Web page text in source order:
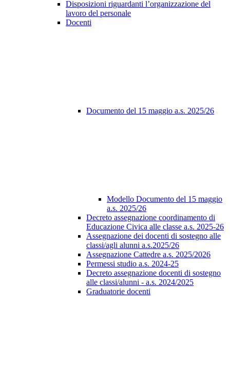
Disposizioni riguardanti l’organizzazione del
lavoro del personale
Docenti
Documento del 15 maggio a.s. 2025/26
Modello Documento del 15 maggio
a.s. 2025/26
Decreto assegnazione coordinamento di
Educazione Civica alle classe a.s. 2025-26
Assegnazione dei docenti di sostegno alle
classi/agli alunni a.s.2025/26
Assegnazione Cattedre a.s. 2025/2026
Permessi studio a.s. 2024-25
Decreto assegnazione docenti di sostegno
alle classi/alunni - a.s. 2024/2025
Graduatorie docenti